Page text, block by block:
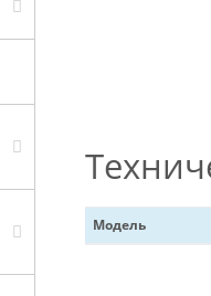
Модель